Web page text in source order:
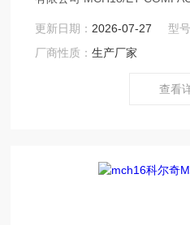
少人为的误操作,具有自动排污
设定所需的工作压力,具有两条
更新日期： 2026-07-27 型号
厂商性质：生产厂家
查看